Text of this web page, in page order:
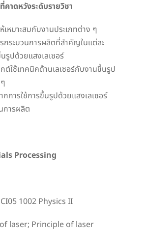
าดหวังระดับรายวิชา
ห้เหมาะสมกับงานประเภทต่าง ๆ
กระบวนการผลิตที่สำคัญในแต่ละ
รูปด้วยแสงเลเซอร์
ต์ใช้เทคนิคด้านเลเซอร์กับงานขึ้นรูป
การใช้การขึ้นรูปด้วยแสงเลเซอร์
ารผลิต
Processing
1002 Physics II
laser; Principle of laser